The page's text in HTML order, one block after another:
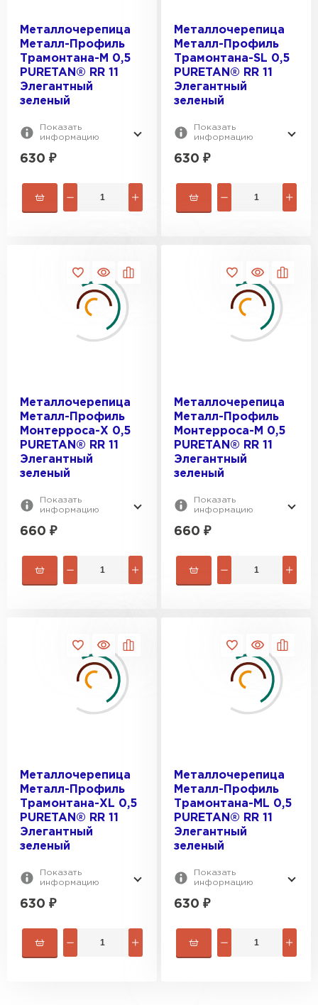
Металлочерепица
Металл-Профиль
Трамонтана-M 0,5
PURETAN® RR 11
Элегантный
зеленый
Показать
информацию
630 ₽
Металлочерепица
Металл-Профиль
Трамонтана-SL 0,5
PURETAN® RR 11
Элегантный
зеленый
Показать
информацию
630 ₽
Металлочерепица
Металл-Профиль
Монтерроса-X 0,5
PURETAN® RR 11
Элегантный
зеленый
Показать
информацию
660 ₽
Металлочерепица
Металл-Профиль
Монтерроса-M 0,5
PURETAN® RR 11
Элегантный
зеленый
Показать
информацию
660 ₽
Металлочерепица
Металл-Профиль
Трамонтана-XL 0,5
PURETAN® RR 11
Элегантный
зеленый
Показать
информацию
630 ₽
Металлочерепица
Металл-Профиль
Трамонтана-ML 0,5
PURETAN® RR 11
Элегантный
зеленый
Показать
информацию
630 ₽
Шифер
ПЕРЕЙТИ